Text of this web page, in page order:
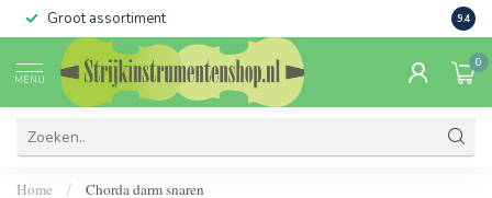
Groot assortiment 9.4
MENU
0
Home / Chorda darm snaren